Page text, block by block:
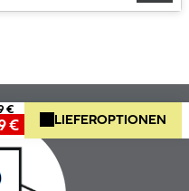
€
€ LIEFEROPTIONEN